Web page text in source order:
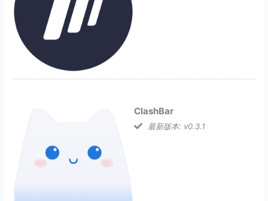
ClashBar
最新版本: v0.3.1